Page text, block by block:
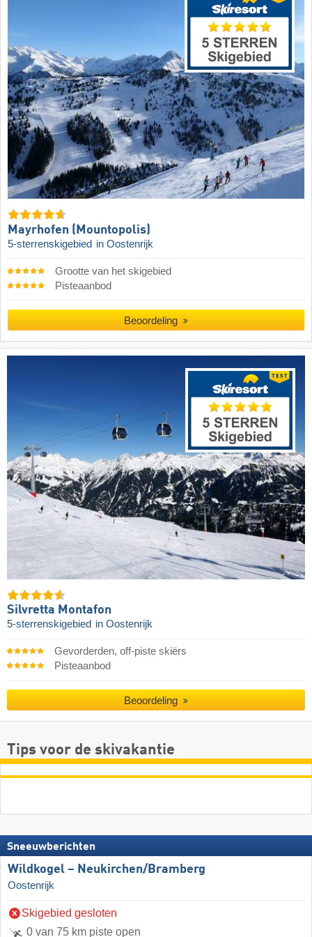
Mayrhofen (Mountopolis)
5-sterrenskigebied in Oostenrijk
Grootte van het skigebied
Pisteaanbod
Beoordeling
Silvretta Montafon
5-sterrenskigebied in Oostenrijk
Gevorderden, off-piste skiërs
Pisteaanbod
Beoordeling
Tips voor de skivakantie
Sneeuwberichten
Wildkogel – Neukirchen/​Bramberg
Oostenrijk
Skigebied gesloten
0 van 75 km piste open